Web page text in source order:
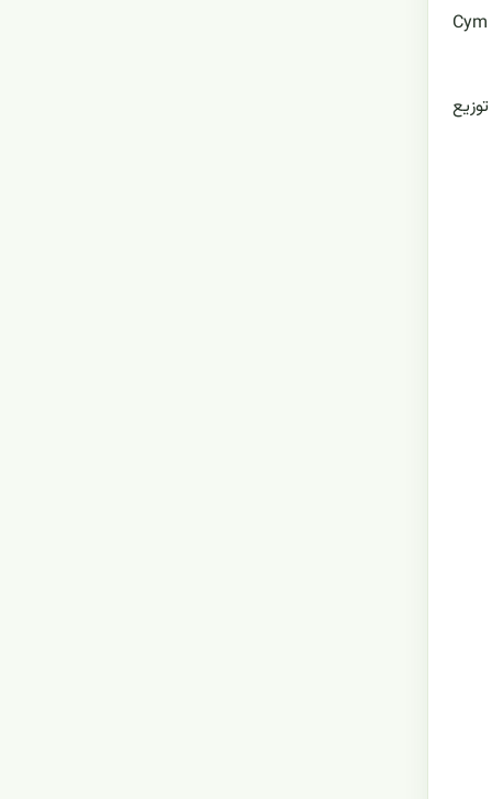
نام این گیاه از کلمه یونانی kumbos مشتق شده و به معنی 'سوراخ' یا حفره می باشد. این جنس در تجارت باغبانی به صورت خلاصه Cym